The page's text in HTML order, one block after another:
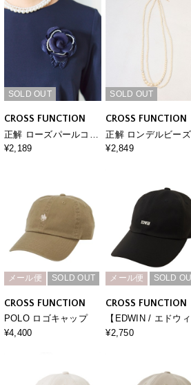
SOLD OUT
CROSS FUNCTION
正解 ローズパールコサ
ージュ【CF/クロスファ
¥2,189
SOLD OUT
CROSS FUNCTION
正解 ロンデルビーズ
り２連パールロング
¥2,849
メール便 SOLD OUT
CROSS FUNCTION
POLO ロゴキャップ
¥4,400
メール便 SOLD
CROSS FUNCTION
【EDWIN / エドウィ
ン】ワンポイント刺
¥2,750